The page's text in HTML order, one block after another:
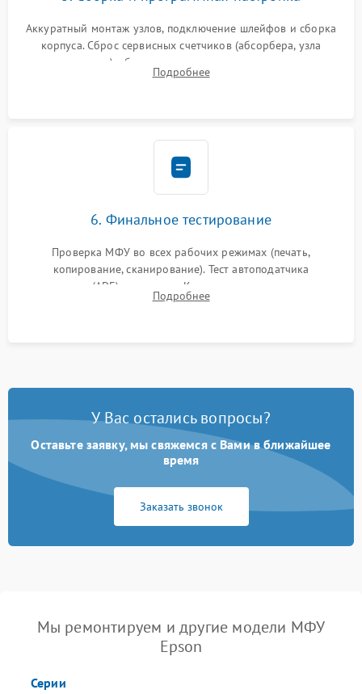
Аккуратный монтаж узлов, подключение шлейфов и сборка
корпуса. Сброс сервисных счетчиков (абсорбера, узла
закрепления), обновление прошивки и программная
калибровка цветопередачи и позиционирования сканера.
Подробнее
6. Финальное тестирование
Проверка МФУ во всех рабочих режимах (печать,
копирование, сканирование). Тест автоподатчика
документов (ADF) и дуплекса. Контроль качества отпечатка
на отсутствие серого фона, полос и надежность запекания
Подробнее
У Вас остались вопросы?
Оставьте заявку, мы свяжемся с Вами в ближайшее
время
Заказать звонок
Мы ремонтируем и другие модели МФУ
Epson
Серии